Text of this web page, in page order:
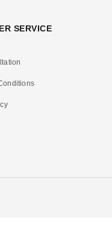
SERVICE